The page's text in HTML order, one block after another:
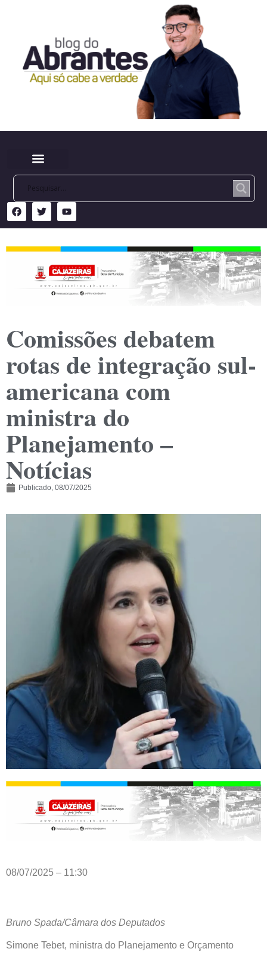
Comissões debatem
rotas de integração sul-
americana com
ministra do
Planejamento –
Notícias
Publicado, 08/07/2025
08/07/2025 – 11:30
Bruno Spada/Câmara dos Deputados
Simone Tebet, ministra do Planejamento e Orçamento